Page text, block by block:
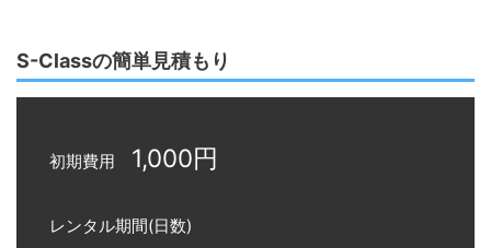
S-Classの簡単見積もり
初期費用 1,000円
レンタル期間(日数)